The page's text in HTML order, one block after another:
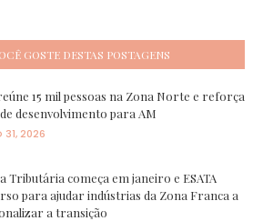
GOSTE DESTAS POSTAGENS
15 mil pessoas na Zona Norte e reforça
desenvolvimento para AM
31, 2026
Tributária começa em janeiro e ESATA
para ajudar indústrias da Zona Franca a
a transição